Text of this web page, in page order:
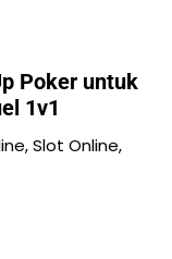
Poker untuk
1v1
Slot Online,